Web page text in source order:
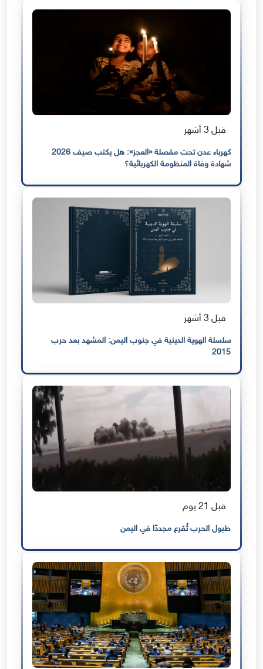
قبل 3 أشهر
كهرباء عدن تحت مقصلة «العجز»: هل يكتب صيف 2026
شهادة وفاة المنظومة الكهربائية؟
قبل 3 أشهر
سلسلة الهوية الدينية في جنوب اليمن: المشهد بعد حرب
2015
قبل 21 يوم
طبول الحرب تُقرع مجددًا في اليمن